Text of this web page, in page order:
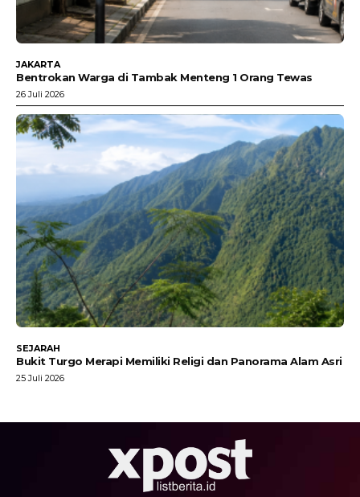
JAKARTA
Bentrokan Warga di Tambak Menteng 1 Orang Tewas
26 Juli 2026
SEJARAH
Bukit Turgo Merapi Memiliki Religi dan Panorama Alam Asri
25 Juli 2026